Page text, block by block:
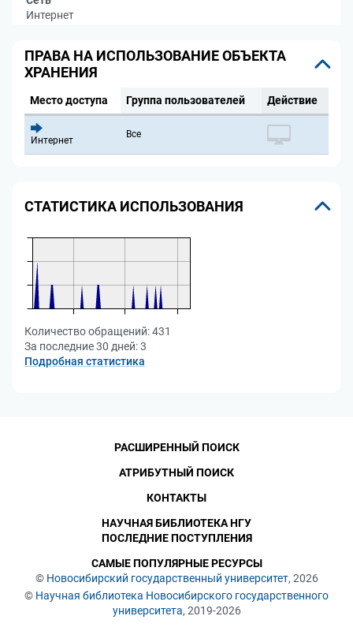
Интернет
ПРАВА НА ИСПОЛЬЗОВАНИЕ ОБЪЕКТА
ХРАНЕНИЯ
Место доступа Группа пользователей Действие
Интернет
Все
СТАТИСТИКА ИСПОЛЬЗОВАНИЯ
Количество обращений:431
За последние 30 дней:3
Подробная статистика
© Новосибирский государственный университет, 2026
© Научная библиотека Новосибирского государственного
университета, 2019-2026
РАСШИРЕННЫЙ ПОИСК
АТРИБУТНЫЙ ПОИСК
КОНТАКТЫ
НАУЧНАЯ БИБЛИОТЕКА НГУ
ПОСЛЕДНИЕ ПОСТУПЛЕНИЯ
САМЫЕ ПОПУЛЯРНЫЕ РЕСУРСЫ